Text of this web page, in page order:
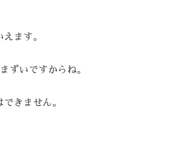
ます。
ずいですからね。
きません。